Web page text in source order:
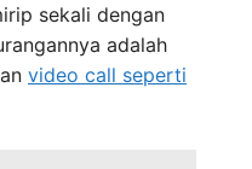
sekali dengan
adalah
video call seperti